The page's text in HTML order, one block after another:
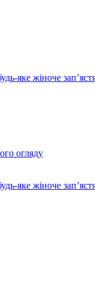
яке жіноче
огляду
яке жіноче